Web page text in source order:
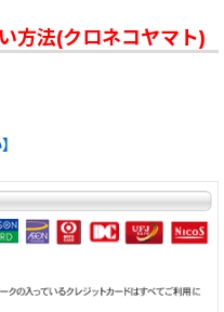
方法(クロネコヤマト)